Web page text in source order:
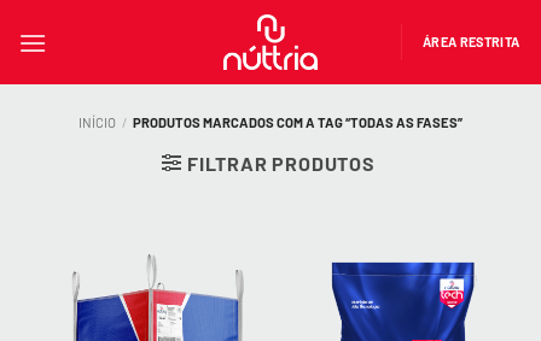
ÁREA RESTRITA
INÍCIO / PRODUTOS MARCADOS COM A TAG “TODAS AS FASES”
FILTRAR PRODUTOS